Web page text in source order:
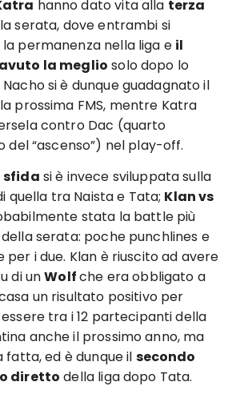
hanno dato vita alla terza
serata, dove entrambi si
permanenza nella liga e il
la meglio solo dopo lo
si è dunque guadagnato il
prossima FMS, mentre Katra
contro Dac (quarto
del “ascenso”) nel play-off.
si è invece sviluppata sulla
quella tra Naista e Tata; Klan vs
stata la battle più
serata: poche punchlines e
per i due. Klan è riuscito ad avere
di unWolfche era obbligato a
un risultato positivo per
tra i 12 partecipanti della
anche il prossimo anno, ma
fatta, ed è dunque il secondo
diretto della liga dopo Tata.